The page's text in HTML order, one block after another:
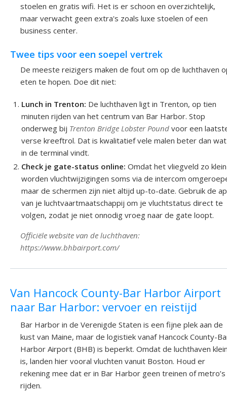
stoelen en gratis wifi. Het is er schoon en overzichtelijk,
maar verwacht geen extra's zoals luxe stoelen of een
business center.
Twee tips voor een soepel vertrek
De meeste reizigers maken de fout om op de luchthaven
eten te hopen. Doe dit niet:
Lunch in Trenton: De luchthaven ligt in Trenton, op tien
minuten rijden van het centrum van Bar Harbor. Stop
onderweg bij Trenton Bridge Lobster Pound voor een
verse kreeftrol. Dat is kwalitatief vele malen beter dan
in de terminal vindt.
Check je gate-status online: Omdat het vliegveld zo
worden vluchtwijzigingen soms via de intercom
maar de schermen zijn niet altijd up-to-date. Gebruik de
van je luchtvaartmaatschappij om je vluchtstatus direct te
volgen, zodat je niet onnodig vroeg naar de gate loopt.
Officiële website van de luchthaven:
https://www.bhbairport.com/
Van Hancock County-Bar Harbor Airport
naar Bar Harbor: vervoer en reistijd
Bar Harbor in de Verenigde Staten is een fijne plek aan de
kust van Maine, maar de logistiek vanaf Hancock County-
Harbor Airport (BHB) is beperkt. Omdat de luchthaven
is, landen hier vooral vluchten vanuit Boston. Houd er
rekening mee dat er in Bar Harbor geen treinen of metro’s
rijden.